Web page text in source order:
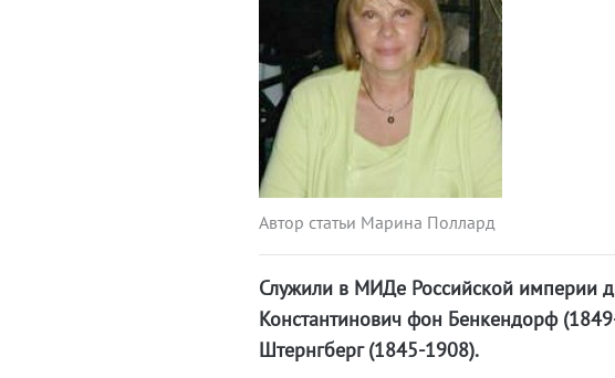
Автор статьи Марина Поллард
Служили в МИДе Российской империи
Константинович фон Бенкендорф
Штернгберг (1845-1908).